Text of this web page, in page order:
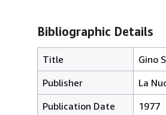
Bibliographic Details
Title
Gino
Publisher
La
Publication Date
1977